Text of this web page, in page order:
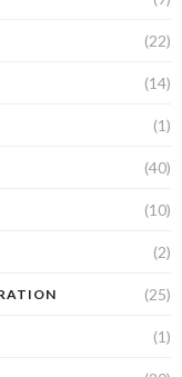
(22)
(14)
(1)
(40)
(10)
(2)
(25)
(1)